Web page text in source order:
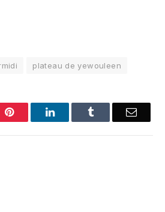
plateau de yewouleen
Pinterest LinkedInTumblr Email